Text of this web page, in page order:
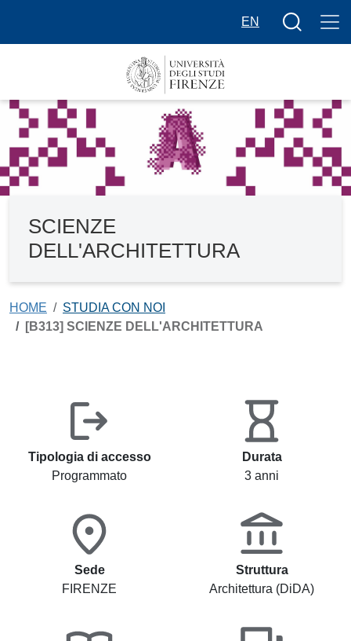
EN
Bottone
SCIENZE
DELL'ARCHITETTURA
HOME
STUDIA CON NOI
[B313] SCIENZE DELL'ARCHITETTURA
Tipologia di accesso
Programmato
Durata
3 anni
Sede
FIRENZE
Struttura
Architettura (DiDA)